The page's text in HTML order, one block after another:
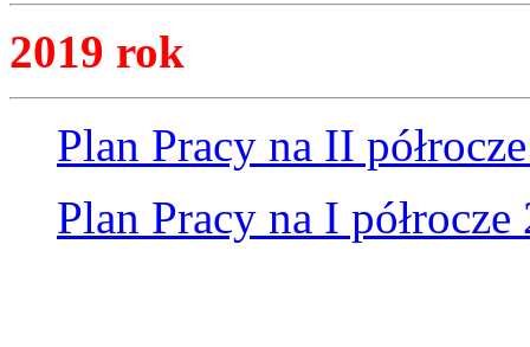
2019 rok
Plan Pracy na II
Plan Pracy na I półrocze